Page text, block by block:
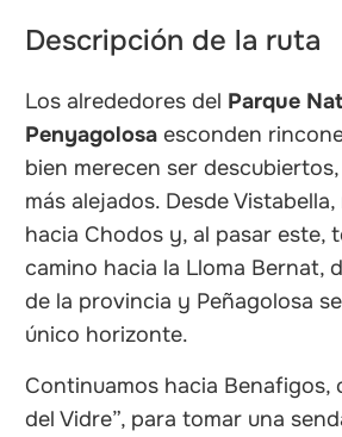
Descripción de la ruta
Los alrededores del Parque
Penyagolosa esconden
bien merecen ser
más alejados. Desde
hacia Chodos y, al pasar este,
camino hacia la Lloma Bernat,
de la provincia y Peñagolosa
único horizonte.
Continuamos hacia Benafigos,
del Vidre”, para tomar una